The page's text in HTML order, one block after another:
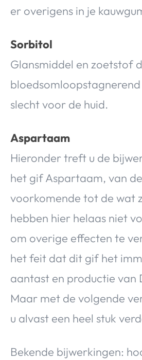
er overigens in je
Sorbitol
Glansmiddel en zoetstof
bloedsomloopstagnerend
slecht voor de huid.
Aspartaam
Hieronder treft u de
het gif Aspartaam, van
voorkomende tot de wat
hebben hier helaas niet
om overige effecten te
het feit dat dit gif het
aantast en productie van
Maar met de volgende
u alvast een heel stuk
Bekende bijwerkingen: